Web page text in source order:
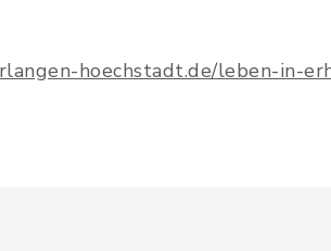
hoechstadt.de/leben-in-